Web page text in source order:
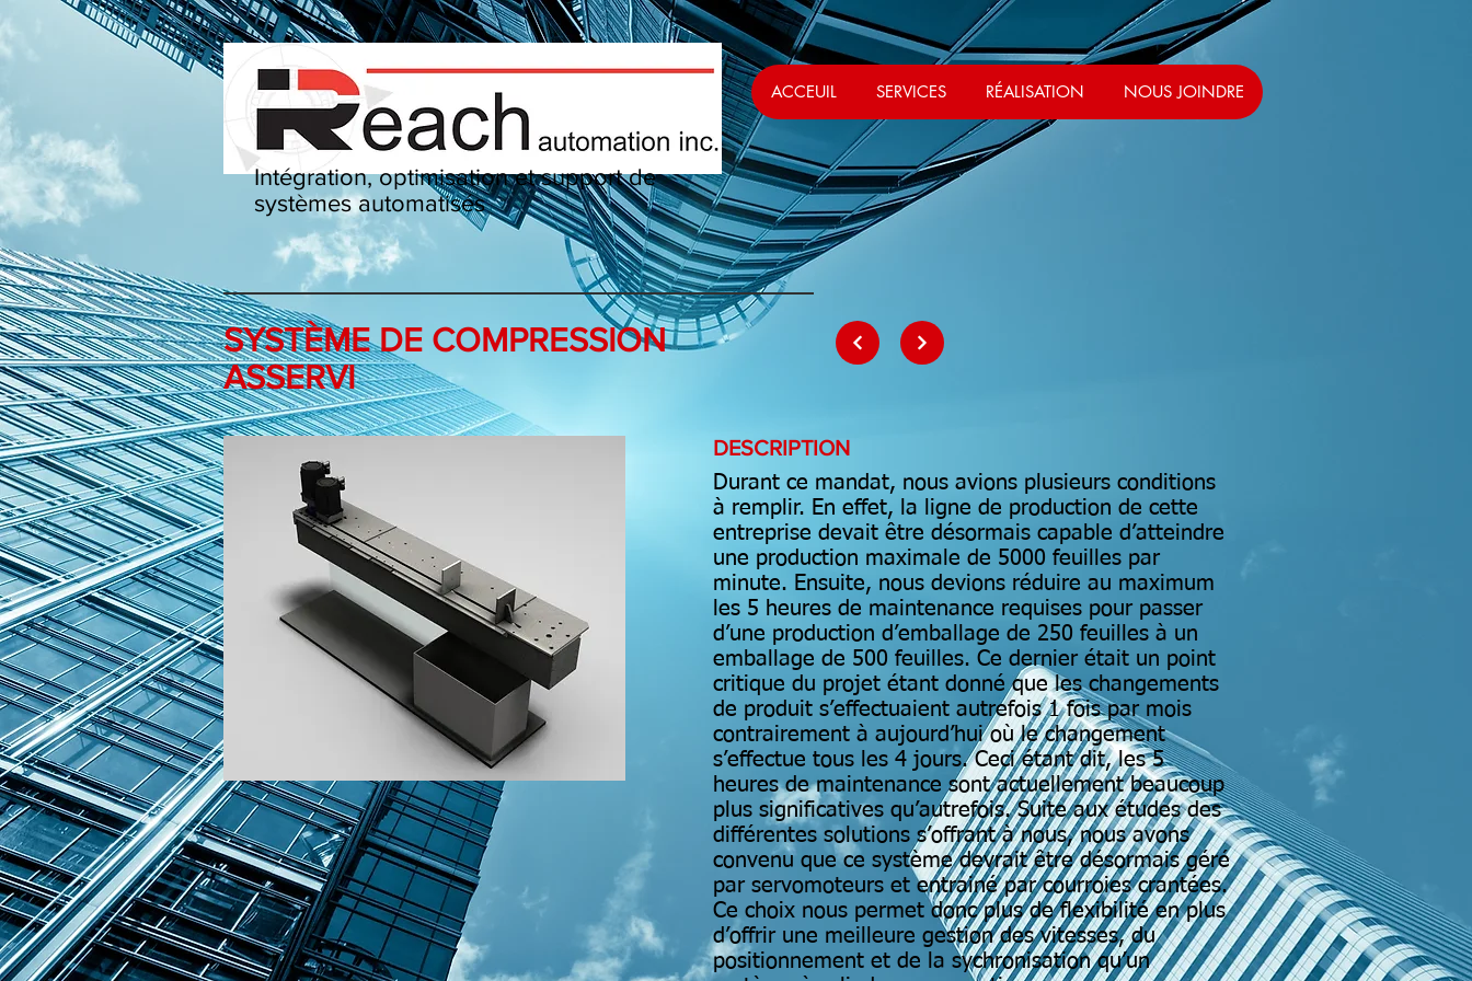
Intégration, optimisation et support de
systèmes automatisés
ACCEUIL SERVICES RÉALISATION NOUS JOINDRE
SYSTÈME DE COMPRESSION
ASSERVI
DESCRIPTION
Durant ce mandat, nous avions plusieurs conditions
à remplir. En effet, la ligne de production de cette
entreprise devait être désormais capable d’atteindre
une production maximale de 5000 feuilles par
minute. Ensuite, nous devions réduire au maximum
les 5 heures de maintenance requises pour passer
d’une production d’emballage de 250 feuilles à un
emballage de 500 feuilles. Ce dernier était un point
critique du projet étant donné que les changements
de produit s’effectuaient autrefois 1 fois par mois
contrairement à aujourd’hui où le changement
s’effectue tous les 4 jours. Ceci étant dit, les 5
heures de maintenance sont actuellement beaucoup
plus significatives qu’autrefois. Suite aux études des
différentes solutions s’offrant à nous, nous avons
convenu que ce système devrait être désormais géré
par servomoteurs et entrainé par courroies crantées.
Ce choix nous permet donc plus de flexibilité en plus
d’offrir une meilleure gestion des vitesses, du
positionnement et de la sychronisation qu’un